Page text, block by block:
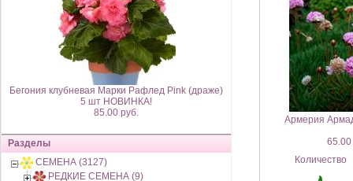
Бегония клубневая Марки Рафлед Pink (драже)
5 шт НОВИНКА!
85.00 руб.
Разделы
СЕМЕНА (3127)
РЕДКИЕ СЕМЕНА (9)
Армерия
Количество